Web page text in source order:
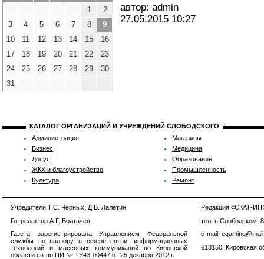
1
2
3
4 5 6 7 8
9
10
11 12 13 14 15
16
17
18 19 20 21 22
23
24
25 26 27 28 29
30
31
автор: admin
27.05.2015 10:27
КАТАЛОГ ОРГАНИЗАЦИЙ И УЧРЕЖДЕНИЙ СЛОБОДСКОГО
Администрация
Бизнес
Досуг
ЖКХ и благоустройство
Культура
Магазины
Медицина
Образование
Промышленность
Ремонт
Учредители Т.С. Черных, Д.В. Лалетин
Гл. редактор А.Г. Болтачев
Газета зарегистрирована Управлением Федеральной
службы по надзору в сфере связи, информационных
технологий и массовых коммуникаций по Кировской
области св-во ПИ № ТУ43-00447 от 25 декабря 2012 г.
Редакция «СКАТ-
тел. в Слободском:
e-mail:
613150, Кировская